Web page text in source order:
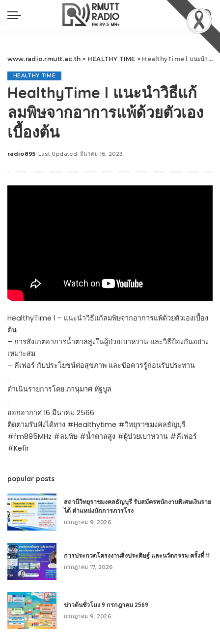
www.radio.rmutt.ac.th > HEALTHY TIME > HealthyTime l แนะนำวิธีแก้ลมพิษจากอาการแพ้ด้วยตัวเองเบื้องต้น
HEALTHY TIME
HealthyTime l แนะนำวิธีแก้
ลมพิษจากอาการแพ้ด้วยตัวเอง
เบื้องต้น
Posted
radio895 Last Updated: มีนาคม 16, 2023
HealthyTime l – แนะนำวิธีแก้ลมพิษจากอาการแพ้ด้วยตัวเองเบื้อง
ต้น
– การสังเกตอาการน้ำตาลสูงในผู้ป่วยเบาหวาน และวิธีป้องกันอย่าง
เหมาะสม
– คีเฟอร์ กับประโยชน์ต่อสุขภาพ และข้อควรรู้ก่อนรับประทาน
.
ดำเนินรายการโดย ภานุมาศ หัฐบูล
.
ออกอากาศ 16 มีนาคม 2566
ติดตามรับฟังได้ทาง #Healthytime #วิทยุราชมงคลธัญบุรี
#fm895MHz #ลมพิษ #น้ำตาลสูง #ผู้ป่วยเบาหวาน #คีเฟอร์
#Kefir
popular posts
สถานีวิทยุราชมงคลธัญบุรี รับสมัครพนักงานพิเศษเงินราย
ได้ ตำแหน่งนักการภารโรง
กรกฎาคม 9, 2026
การประกวดโครงงานสิ่งประดิษฐ์ และนวัตกรรม ครั้งที่ 11
กรกฎาคม 17, 2026
ข่าวต้นชั่วโมง 9 กรกฎาคม 2569
กรกฎาคม 9, 2026